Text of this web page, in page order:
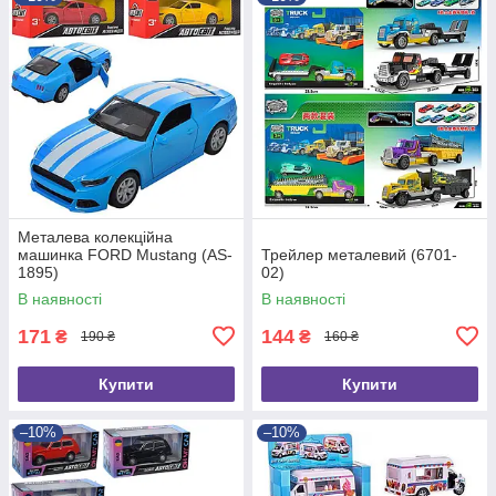
Металева колекційна
машинка FORD Mustang (AS-
1895)
В наявності
171 ₴ 190 ₴
Купити
Трейлер металевий (6701-
02)
В наявності
144 ₴ 160 ₴
Купити
–10% –10%